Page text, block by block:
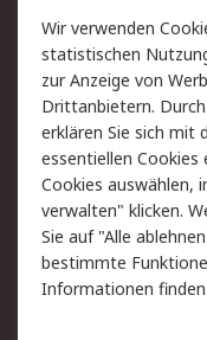
Rücksendungen
Hilfe
Rechtliches
AGB
Cookie-Richtlinie
Copyright/
Über RS
Wir verwenden
statistischen
zur Anzeige von
Drittanbietern.
erklären Sie sich mit
essentiellen Cookies
Cookies auswählen,
verwalten" klicken.
Sie auf "Alle
bestimmte
Informationen